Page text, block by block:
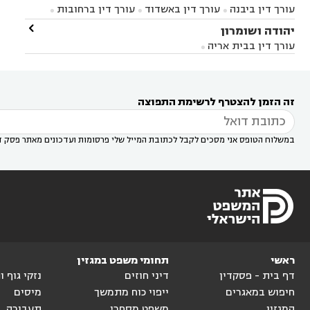
במודיעין
עורך דין בהרצליה עורך דין בחולון
עורך
דין בקרית אונו
אונו
עורך דין בבת ים
דין בשוהם 
עורך דין ביבנה  עורך דין באשדוד  עורך דין ברחובות 
עורך דין בראשון לציון עורך דין במודיעין
עורך דין
בבאר יעקב
עורך דין בגדרהיהודה ושומרון
עורך דין בבית אריה 

זה הזמן להצטרף לרשימת התפוצה
במשלוח הטופס אני מסכים לקבל לכתובת המייל שלי פרסומות ועדכונים מאתר פסק
ראשי
דף בית - פסקדין
חיפוש במאגרים
תחומי משפט במגזין
דיני חוזים
ייפוי כוח מתמשך
נזקי גוף
מיסים